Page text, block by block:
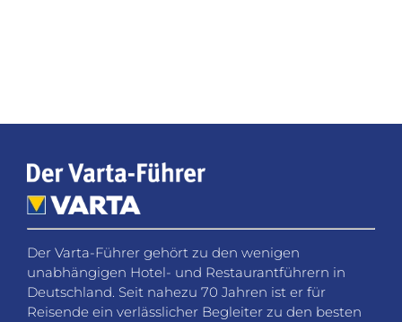
Der Varta-Führer gehört zu den wenigen
unabhängigen Hotel- und Restaurantführern in
Deutschland. Seit nahezu 70 Jahren ist er für
Reisende ein verlässlicher Begleiter zu den besten